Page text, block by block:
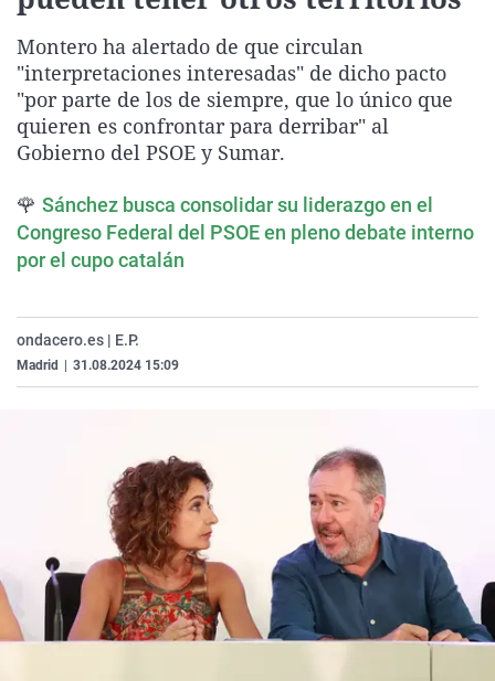
Gente viajera
Como el perro y el
Retornados
Equipo de
Operación Viuda
Galicia
La Rioja
Navarra
Televisión
Elecciones
Montero ha alertado de que circulan
"interpretaciones interesadas" de dicho pacto
"por parte de los de siempre, que lo único que
quieren es confrontar para derribar" al
Gobierno del PSOE y Sumar.
🌹 Sánchez busca consolidar su liderazgo en el
Congreso Federal del PSOE en pleno debate interno
por el cupo catalán
ondacero.es | E.P.
Madrid 31.08.2024 15:09